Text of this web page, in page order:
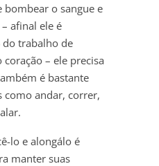
bombear o sangue e
afinal ele é
do trabalho de
– ele precisa
é bastante
como andar, correr,
lo e alongálo é
manter suas